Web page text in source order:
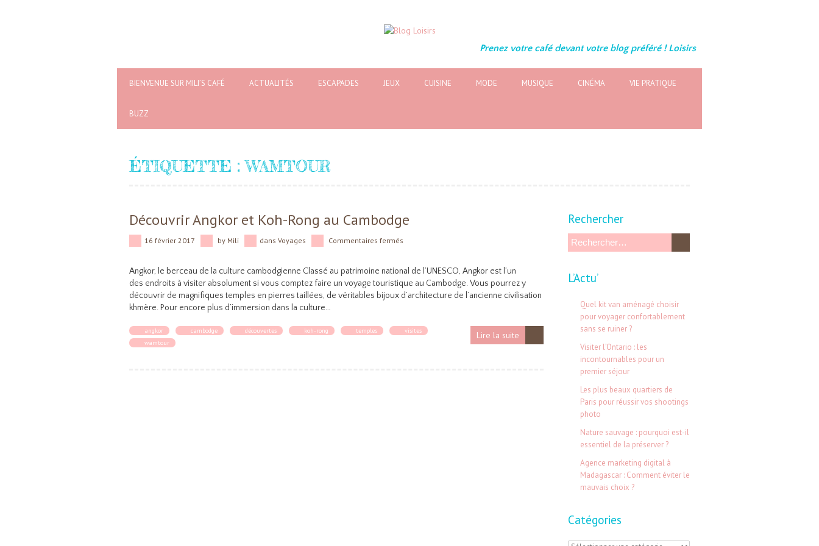
Prenez votre café devant votre blog préféré ! Loisirs
BIENVENUE SUR MILI’S CAFÉ ACTUALITÉS ESCAPADES JEUX CUISINE MODE MUSIQUE CINÉMA VIE PRATIQUE
BUZZ
ÉTIQUETTE :WAMTOUR
Découvrir Angkor et Koh-Rong au Cambodge
16 février 2017 by Mili dans Voyages Commentaires fermés
Angkor, le berceau de la culture cambodgienne Classé au patrimoine national de l’UNESCO, Angkor est l’un
des endroits à visiter absolument si vous comptez faire un voyage touristique au Cambodge. Vous pourrez y
découvrir de magnifiques temples en pierres taillées, de véritables bijoux d’architecture de l’ancienne civilisation
khmère. Pour encore plus d’immersion dans la culture…
Lire la suite
angkor cambodge découvertes koh-rong temples
visites
wamtour
Rechercher
L’Actu’
Quel kit van aménagé choisir
pour voyager confortablement
sans se ruiner ?
Visiter l’Ontario : les
incontournables pour un
premier séjour
Les plus beaux quartiers de
Paris pour réussir vos shootings
photo
Nature sauvage : pourquoi est-il
essentiel de la préserver ?
Agence marketing digital à
Madagascar : Comment éviter le
mauvais choix ?
Catégories